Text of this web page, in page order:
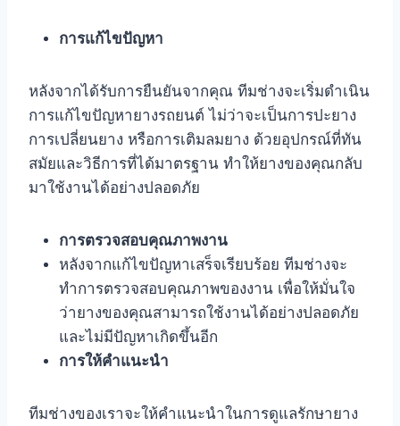
การแก้ไขปัญหา
หลังจากได้รับการยืนยันจากคุณ ทีมช่างจะเริ่มดำเนิน
การแก้ไขปัญหายางรถยนต์ ไม่ว่าจะเป็นการปะยาง
การเปลี่ยนยาง หรือการเติมลมยาง ด้วยอุปกรณ์ที่ทัน
สมัยและวิธีการที่ได้มาตรฐาน ทำให้ยางของคุณกลับ
มาใช้งานได้อย่างปลอดภัย
การตรวจสอบคุณภาพงาน
หลังจากแก้ไขปัญหาเสร็จเรียบร้อย ทีมช่างจะ
ทำการตรวจสอบคุณภาพของงาน เพื่อให้มั่นใจ
ว่ายางของคุณสามารถใช้งานได้อย่างปลอดภัย
และไม่มีปัญหาเกิดขึ้นอีก
การให้คำแนะนำ
ทีมช่างของเราจะให้คำแนะนำในการดูแลรักษายาง